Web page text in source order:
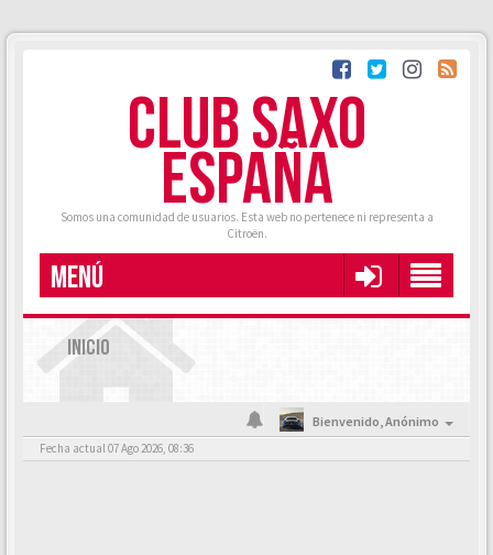
CLUB SAXO
ESPAÑA
Somos una comunidad de usuarios. Esta web no pertenece ni representa a
Citroën.
MENÚ
INICIO
Bienvenido,Anónimo
Fecha actual 07 Ago 2026, 08:36